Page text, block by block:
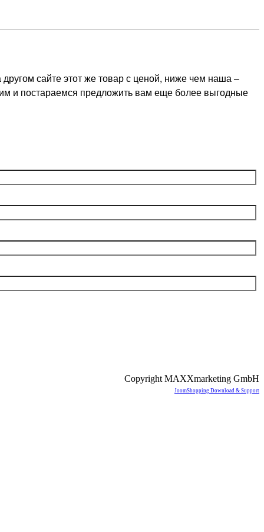
сайте этот же товар с ценой, ниже чем наша –
и постараемся предложить вам еще более выгодные
Copyright MAXXmarketing GmbH
JoomShopping Download & Support